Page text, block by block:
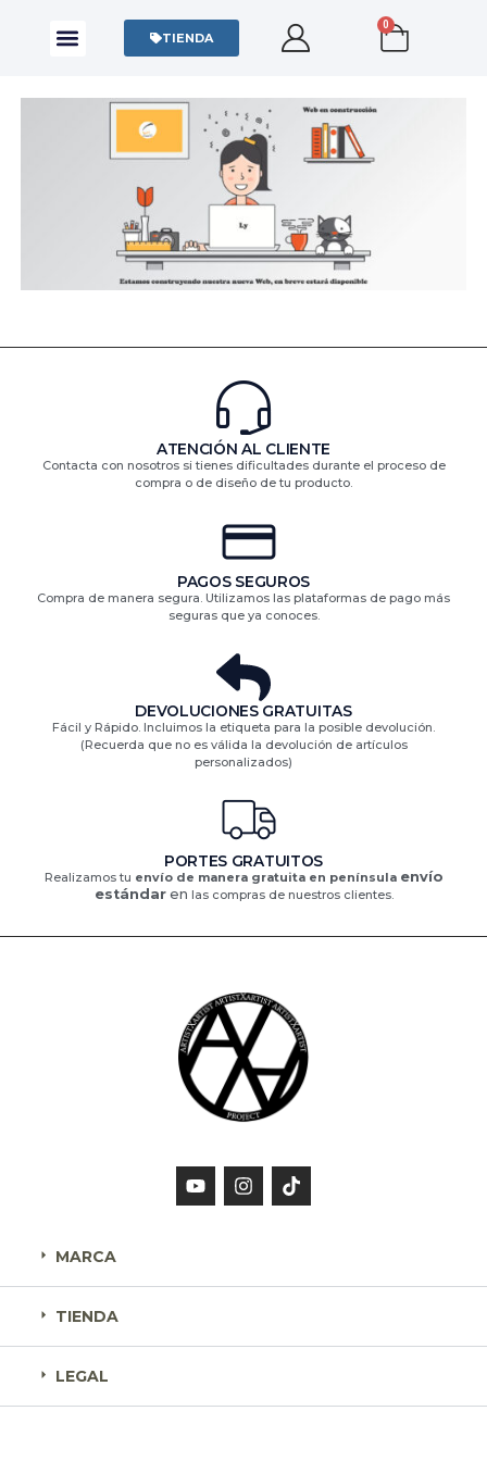
TIENDA
0
ATENCIÓN AL CLIENTE
Contacta con nosotros si tienes dificultades durante el proceso de
compra o de diseño de tu producto.
PAGOS SEGUROS
Compra de manera segura. Utilizamos las plataformas de pago más
seguras que ya conoces.
DEVOLUCIONES GRATUITAS​
Fácil y Rápido. Incluimos la etiqueta para la posible devolución.
(Recuerda que no es válida la devolución de artículos
personalizados)​
PORTES GRATUITOS
Realizamos tu envío de manera gratuita en península envío
estándaren las compras de nuestros clientes.
MARCA
TIENDA
LEGAL